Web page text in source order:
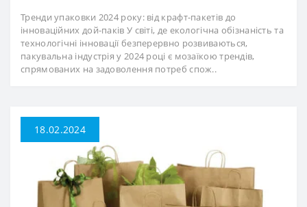
Тренди упаковки 2024 року: від крафт-пакетів до
інноваційних дой-паків У світі, де екологічна обізнаність та
технологічні інновації безперервно розвиваються,
пакувальна індустрія у 2024 році є мозаїкою трендів,
спрямованих на задоволення потреб спож..
18.02.2024